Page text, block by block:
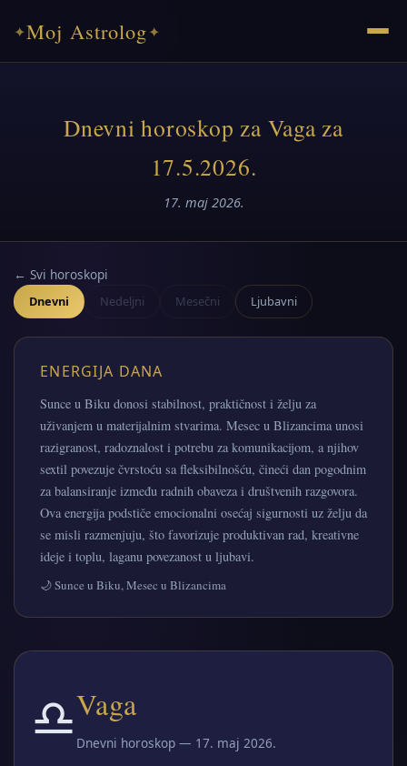
✦Moj Astrolog✦
Dnevni horoskop za Vaga za
17.5.2026.
17. maj 2026.
← Svi horoskopi
Dnevni Nedeljni Mesečni Ljubavni
ENERGIJA DANA
Sunce u Biku donosi stabilnost, praktičnost i želju za
uživanjem u materijalnim stvarima. Mesec u Blizancima unosi
razigranost, radoznalost i potrebu za komunikacijom, a njihov
sextil povezuje čvrstoću sa fleksibilnošću, čineći dan pogodnim
za balansiranje između radnih obaveza i društvenih razgovora.
Ova energija podstiče emocionalni osećaj sigurnosti uz želju da
se misli razmenjuju, što favorizuje produktivan rad, kreativne
ideje i toplu, laganu povezanost u ljubavi.
🌙 Sunce u Biku, Mesec u Blizancima
♎Vaga
Dnevni horoskop — 17. maj 2026.